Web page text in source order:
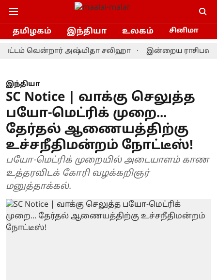
தமிழகம் இந்தியா உலகம் சினிமா
வென்றார் அஷ்மிதா சலிஹா இன்றைய ராசிபலன்
இந்தியா
SC Notice | வாக்கு செலுத்த
பயோ-மெட்ரிக் முறை...
தேர்தல் ஆணையத்திற்கு
உச்சநீதிமன்றம் நோட்டீஸ்!
பயோ-மெட்ரிக் முறையில் அடையாளம் காண
உத்தரவிடக் கோரி வழக்கறிஞர்
மனுத்தாக்கல்.